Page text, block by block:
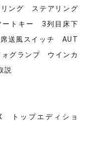
ング ステアリング
トキー 3列目床下
送風スイッチ AUT
グランプ ウインカ
説
トップエディショ